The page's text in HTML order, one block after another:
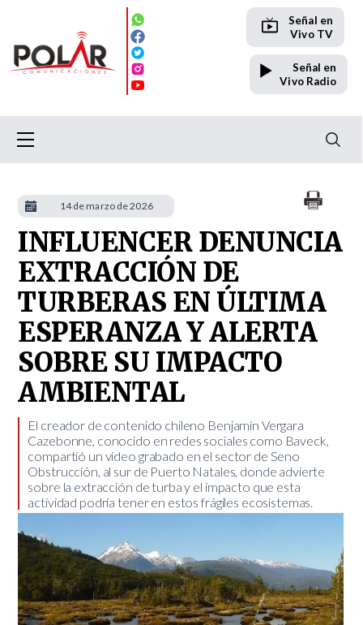
Señal en
Vivo TV
Señal en
Vivo Radio
INFLUENCER DENUNCIA
EXTRACCIÓN DE
TURBERAS EN ÚLTIMA
ESPERANZA Y ALERTA
SOBRE SU IMPACTO
AMBIENTAL
El creador de contenido chileno Benjamín Vergara
Cazebonne, conocido en redes sociales como Baveck,
compartió un video grabado en el sector de Seno
Obstrucción, al sur de Puerto Natales, donde advierte
sobre la extracción de turba y el impacto que esta
actividad podría tener en estos frágiles ecosistemas.
14 de marzo de 2026